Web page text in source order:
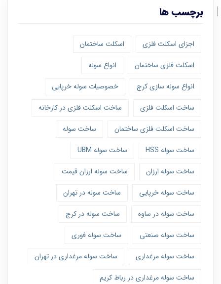
برچسب ها
اجزای اسکلت فلزی
اسکلت ساختمان
اسکلت فلزی ساختمان
انواع سوله
انواع سوله سازی کرج
خصوصیات سوله خرپایی
ساخت اسکلت فلزی
ساخت اسکلت فلزی در کارخانه
ساخت اسکلت فلزی ساختمان
ساخت سوله
ساخت سوله HSS
ساخت سوله UBM
ساخت سوله ارزان
ساخت سوله ارزان قیمت
ساخت سوله خرپایی
ساخت سوله در تهران
ساخت سوله در ساوه
ساخت سوله در کرج
ساخت سوله صنعتی
ساخت سوله فوری
ساخت سوله مرغداری
ساخت سوله مرغداری در تهران
ساخت سوله مرغداری در رباط کریم